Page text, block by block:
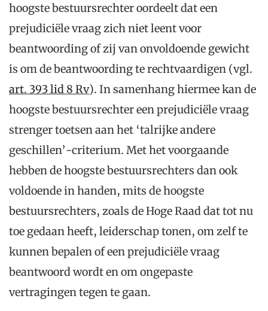
hoogste bestuursrechter oordeelt dat een
prejudiciële vraag zich niet leent voor
beantwoording of zij van onvoldoende gewicht
is om de beantwoording te rechtvaardigen (vgl.
art. 393 lid 8 Rv). In samenhang hiermee kan de
hoogste bestuursrechter een prejudiciële vraag
strenger toetsen aan het ‘talrijke andere
geschillen’-criterium. Met het voorgaande
hebben de hoogste bestuursrechters dan ook
voldoende in handen, mits de hoogste
bestuursrechters, zoals de Hoge Raad dat tot nu
toe gedaan heeft, leiderschap tonen, om zelf te
kunnen bepalen of een prejudiciële vraag
beantwoord wordt en om ongepaste
vertragingen tegen te gaan.